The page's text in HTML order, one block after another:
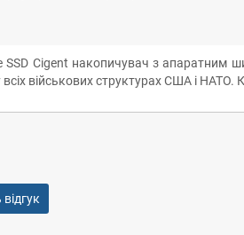
SSD Cigent накопичувач з
всіх військових структурах США і